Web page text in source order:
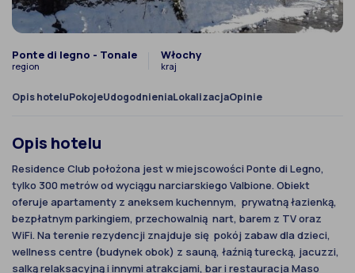
Ponte di legno - Tonale
region
Włochy
kraj
Opis hoteluPokojeUdogodnieniaLokalizacjaOpinie
Opis hotelu
Residence Club położona jest w miejscowości Ponte di Legno,
tylko 300 metrów od wyciągu narciarskiego Valbione. Obiekt
oferuje apartamenty z aneksem kuchennym, prywatną łazienką,
bezpłatnym parkingiem, przechowalnią nart, barem z TV oraz
WiFi. Na terenie rezydencji znajduje się pokój zabaw dla dzieci,
wellness centre (budynek obok) z sauną, łaźnią turecką, jacuzzi,
salką relaksacyjną i innymi atrakcjami, bar i restauracja Maso